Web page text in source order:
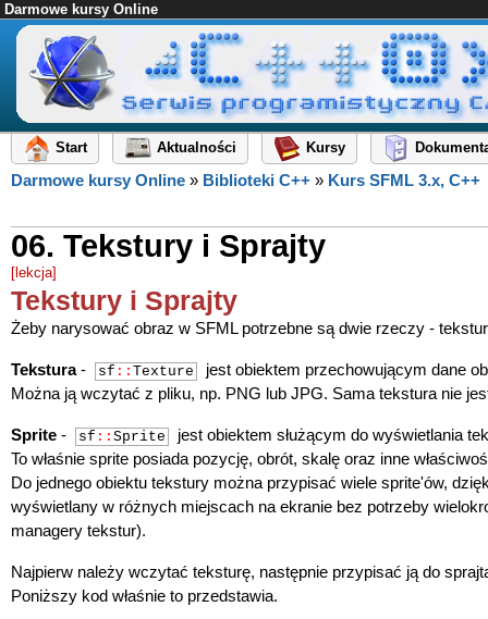
Darmowe kursy Online
Start Aktualności Kursy
Darmowe kursy Online » Biblioteki C++ » Kurs SFML 3.x, C++
06. Tekstury i Sprajty
[lekcja]
Tekstury i Sprajty
Żeby narysować obraz w SFML potrzebne są dwie rzeczy -
Tekstura- sf :: Texture
jest obiektem przechowującym dane
Można ją wczytać z pliku, np. PNG lub JPG. Sama tekstura nie
Sprite - sf :: Sprite
jest obiektem służącym do wyświetlania
To właśnie sprite posiada pozycję, obrót, skalę oraz inne
Do jednego obiektu tekstury można przypisać wiele sprite'ów,
wyświetlany w różnych miejscach na ekranie bez potrzeby
managery tekstur).
Najpierw należy wczytać teksturę, następnie przypisać ją do
Poniższy kod właśnie to przedstawia.